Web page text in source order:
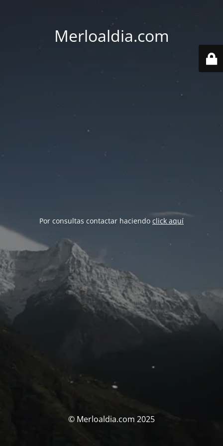
Merloaldia.com
Por consultas contactar haciendo click aquí
© Merloaldia.com 2025